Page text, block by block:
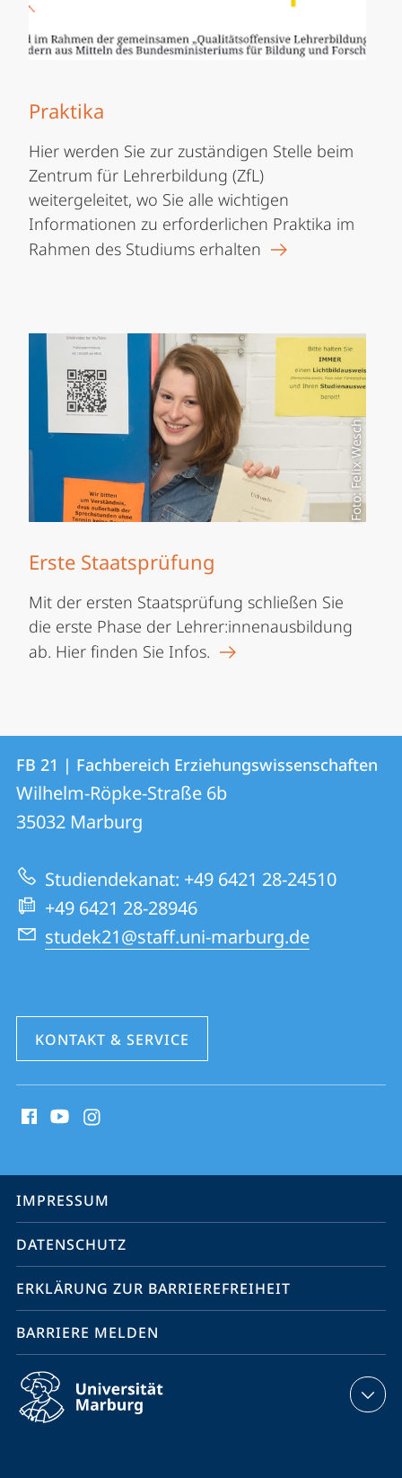
Praktika
Hier werden Sie zur zuständigen Stelle beim
Zentrum für Lehrerbildung (ZfL)
weitergeleitet, wo Sie alle wichtigen
Informationen zu erforderlichen Praktika im
Rahmen des Studiums erhalten
Foto: Felix Wesch
Erste Staatsprüfung
Mit der ersten Staatsprüfung schließen Sie
die erste Phase der Lehrer:innenausbildung
ab. Hier finden Sie Infos.
Kontakt
und
Informationen
zur
Website
Kontaktinformationen
FB
21
|
Fachbereich
Erziehungswissenschaften
FB 21 | Fachbereich Erziehungswissenschaften
Wilhelm-Röpke-Straße 6b
35032 Marburg
Studiendekanat: +49 6421 28-24510
+49 6421 28-28946
studek21@staff.uni-marburg.de
KONTAKT & SERVICE
Media
Service-
Navigation
IMPRESSUM
DATENSCHUTZ
ERKLÄRUNG ZUR BARRIEREFREIHEIT
BARRIERE MELDEN